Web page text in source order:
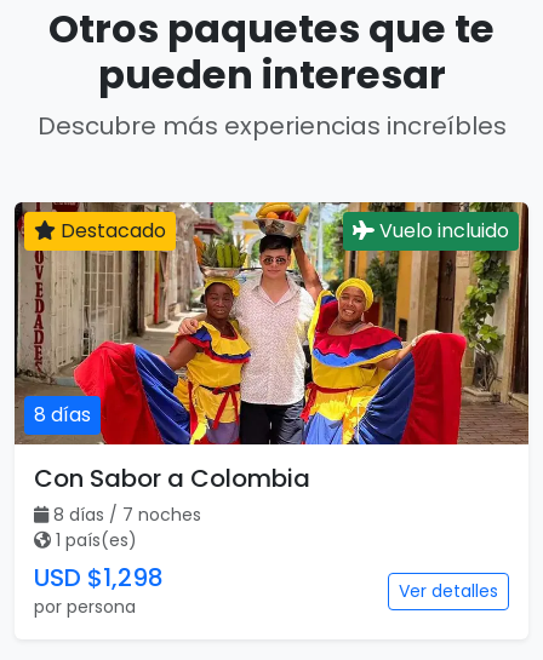
Otros paquetes que te
pueden interesar
Descubre más experiencias increíbles
8 días
Destacado Vuelo incluido
Con Sabor a Colombia
8 días / 7 noches
1 país(es)
USD $1,298
por persona
Ver detalles